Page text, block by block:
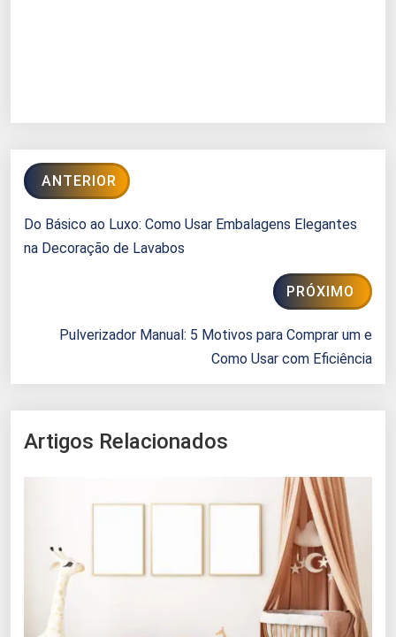
ANTERIOR
Do Básico ao Luxo: Como Usar Embalagens Elegantes
na Decoração de Lavabos
PRÓXIMO
Pulverizador Manual: 5 Motivos para Comprar um e
Como Usar com Eficiência
Artigos Relacionados